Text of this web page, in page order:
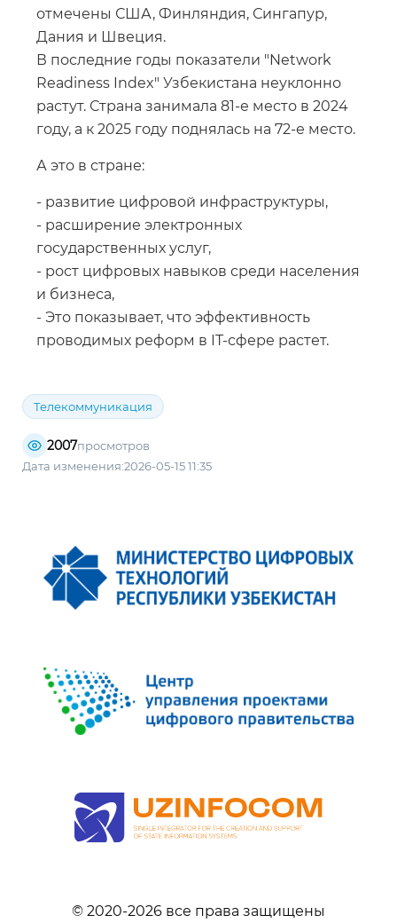
отмечены США, Финляндия, Сингапур,
Дания и Швеция.
В последние годы показатели "Network
Readiness Index" Узбекистана неуклонно
растут. Страна занимала 81-е место в 2024
году, а к 2025 году поднялась на 72-е место.
А это в стране:
- развитие цифровой инфраструктуры,
- расширение электронных
государственных услуг,
- рост цифровых навыков среди населения
и бизнеса,
- Это показывает, что эффективность
проводимых реформ в IT-сфере растет.
Телекоммуникация
2007просмотров
Дата изменения:2026-05-15 11:35
© 2020-2026 все права защищены